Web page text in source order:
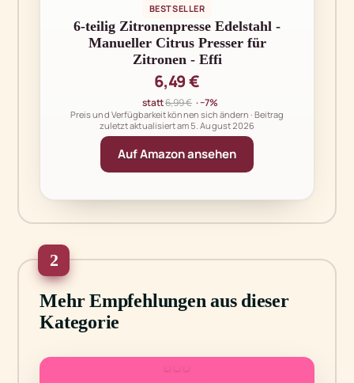
BESTSELLER
6-teilig Zitronenpresse Edelstahl -
Manueller Citrus Presser für
Zitronen - Effi
6,49 €
statt6,99 € · −7%
Preis und Verfügbarkeit können sich ändern · Beitrag
zuletzt aktualisiert am 5. August 2026
Auf Amazon ansehen
2
Mehr Empfehlungen aus dieser
Kategorie